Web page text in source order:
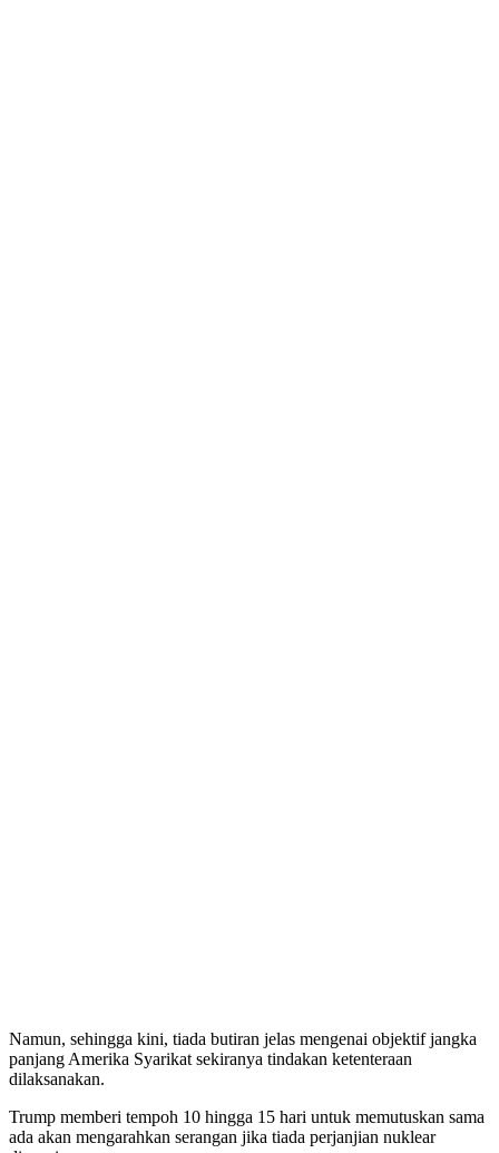
Namun, sehingga kini, tiada butiran jelas mengenai objektif jangka
panjang Amerika Syarikat sekiranya tindakan ketenteraan
dilaksanakan.
Trump memberi tempoh 10 hingga 15 hari untuk memutuskan sama
ada akan mengarahkan serangan jika tiada perjanjian nuklear